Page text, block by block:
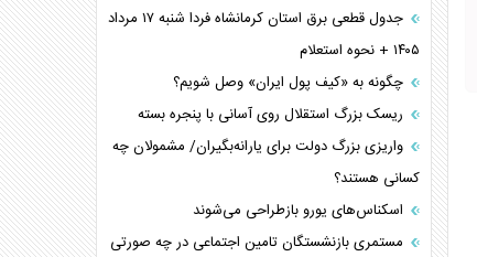
جدول قطعی برق استان کرمانشاه فردا شنبه ۱۷ مرداد
۱۴۰۵ + نحوه استعلام
چگونه به «کیف پول ایران» وصل شویم؟
ریسک بزرگ استقلال روی آسانی با پنجره بسته
واریزی بزرگ دولت برای یارانه‌بگیران/ مشمولان چه
کسانی هستند؟
اسکناس‌های یورو بازطراحی می‌شوند
مستمری بازنشستگان تامین اجتماعی در چه صورتی